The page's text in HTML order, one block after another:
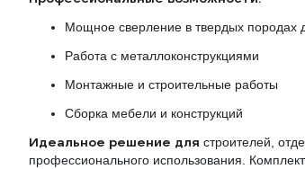
Мощное сверление в твердых породах
Работа с металлоконструкциями
Монтажные и строительные работы
Сборка мебели и конструкций
Идеальное решение для строителей,
профессионального использования.